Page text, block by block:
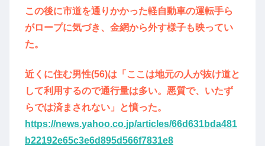
この後に市道を通りかかった軽自動車の運転手ら
がロープに気づき、金網から外す様子も映ってい
た。
近くに住む男性(56)は「ここは地元の人が抜け道と
して利用するので通行量は多い。悪質で、いたず
らでは済まされない」と憤った。
https://news.yahoo.co.jp/articles/66d631bda481
b22192e65c3e6d895d566f7831e8